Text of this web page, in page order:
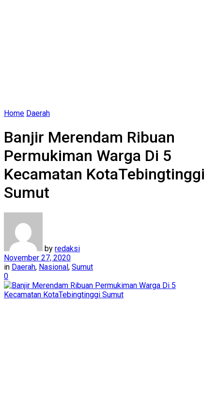
Home Daerah
Banjir Merendam Ribuan
Permukiman Warga Di 5
Kecamatan KotaTebingtinggi
Sumut
by redaksi
November 27, 2020
in Daerah, Nasional, Sumut
0